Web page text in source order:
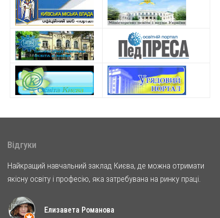
Відгуки
Найкращий навчальний заклад Києва, де можна отримати
якісну освіту і професію, яка затребувана на ринку праці.
Елизавета Романова